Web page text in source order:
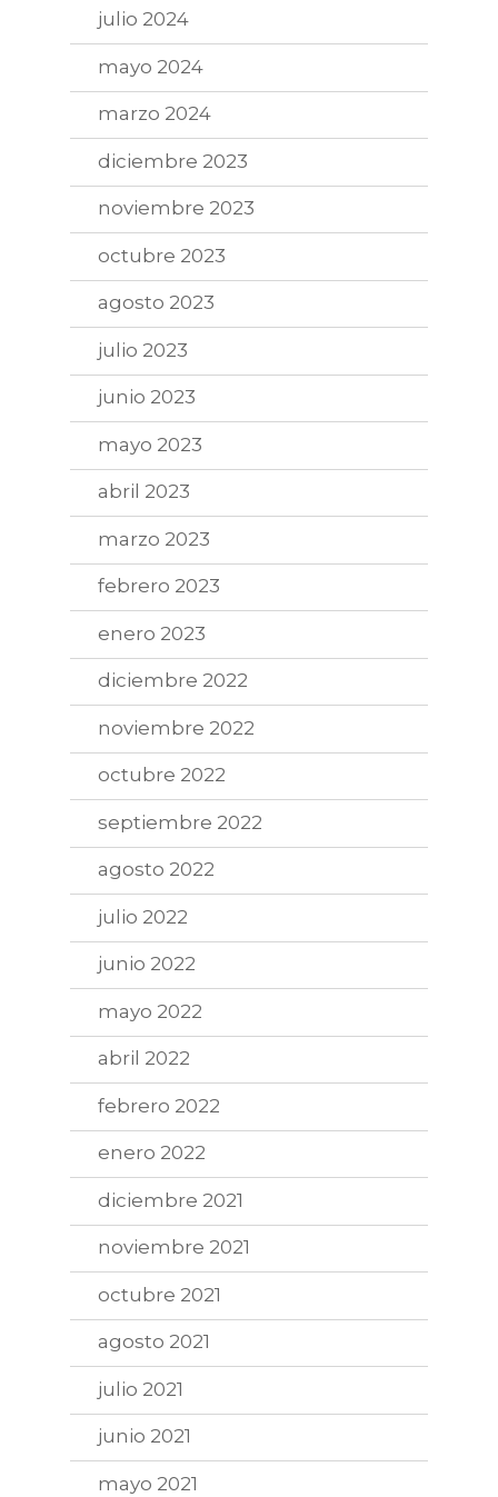
julio 2024
mayo 2024
marzo 2024
diciembre 2023
noviembre 2023
octubre 2023
agosto 2023
julio 2023
junio 2023
mayo 2023
abril 2023
marzo 2023
febrero 2023
enero 2023
diciembre 2022
noviembre 2022
octubre 2022
septiembre 2022
agosto 2022
julio 2022
junio 2022
mayo 2022
abril 2022
febrero 2022
enero 2022
diciembre 2021
noviembre 2021
octubre 2021
agosto 2021
julio 2021
junio 2021
mayo 2021